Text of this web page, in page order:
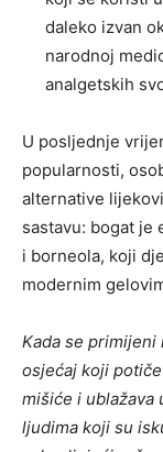
daleko izvan
narodnoj
analgetskih
U posljednje
popularnosti,
alternative
sastavu: bogat je
i borneola, koji
modernim
Kada se
osjećaj koji
mišiće i ublažava
ljudima koji su